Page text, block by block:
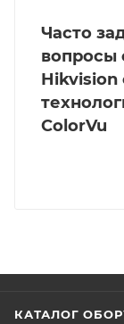
Часто
вопросы
Hikvision
ColorVu
КАТАЛОГ